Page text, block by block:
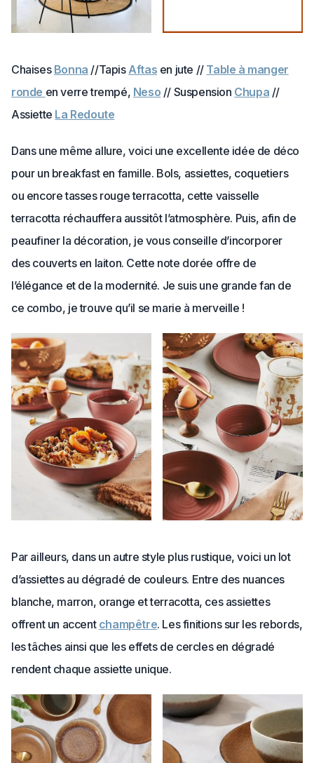
Chaises Bonna //TapisAftas en jute // Table à manger
ronde en verre trempé, Neso // Suspension Chupa //
Assiette La Redoute
Dans une même allure, voici une excellente idée de déco
pour un breakfast en famille. Bols, assiettes, coquetiers
ou encore tasses rouge terracotta, cette vaisselle
terracotta réchauffera aussitôt l’atmosphère. Puis, afin de
peaufiner la décoration, je vous conseille d’incorporer
des couverts en laiton. Cette note dorée offre de
l’élégance et de la modernité. Je suis une grande fan de
ce combo, je trouve qu’il se marie à merveille !
Par ailleurs, dans un autre style plus rustique, voici un lot
d’assiettes au dégradé de couleurs. Entre des nuances
blanche, marron, orange et terracotta, ces assiettes
offrent un accent champêtre. Les finitions sur les rebords,
les tâches ainsi que les effets de cercles en dégradé
rendent chaque assiette unique.